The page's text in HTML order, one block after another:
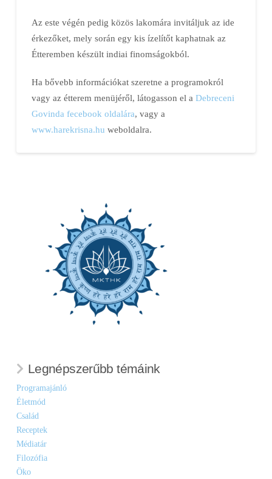
Az este végén pedig közös lakomára invitáljuk az ide
érkezőket, mely során egy kis ízelítőt kaphatnak az
Étteremben készült indiai finomságokból.
Ha bővebb információkat szeretne a programokról
vagy az étterem menüjéről, látogasson el a Debreceni
Govinda fecebook oldalára, vagy a
www.harekrisna.hu weboldalra.
Legnépszerűbb témáink
Programajánló
Életmód
Család
Receptek
Médiatár
Filozófia
Öko